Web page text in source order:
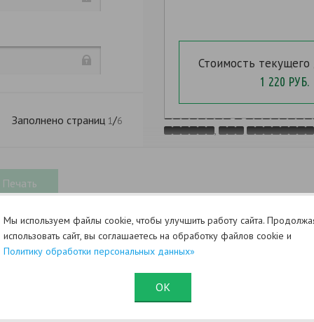
Заполнено страниц 1/6
,
,
Стоимость
1 220 РУБ.
Мы используем файлы cookie, чтобы улучшить работу сайта.
использовать сайт, вы соглашаетесь на обработку файлов cookie и
Политику обработки персональных данных»
ОК